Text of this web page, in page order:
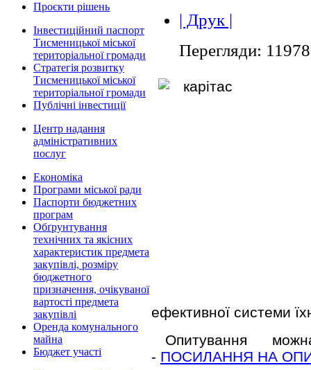
Проєкти рішень
Інвестиційний паспорт
Тисменицької міської
територіальної громади
Стратегія розвитку
Тисменицької міської
територіальної громади
Публічні інвестиції
Центр надання
адміністративних
послуг
Економіка
Програми міської ради
Паспорти бюджетних
програм
Обґрунтування
технічних та якісних
характеристик предмета
закупівлі, розміру
бюджетного
призначення, очікуваної
вартості предмета
закупівлі
Оренда комунального
майна
Бюджет участі
| Друк |
Перегляди: 11978
ефективної системи
Опитування
- ПОСИЛАННЯ НА